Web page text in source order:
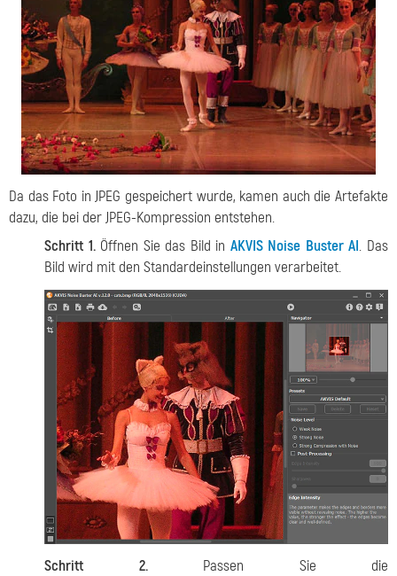
Da das Foto in JPEG gespeichert wurde, kamen auch die Artefakte
dazu, die bei der JPEG-Kompression entstehen.
Schritt 1.Öffnen Sie das Bild in AKVIS Noise Buster AI. Das
Bild wird mit den Standardeinstellungen verarbeitet.
Schritt 2.Passen Sie die